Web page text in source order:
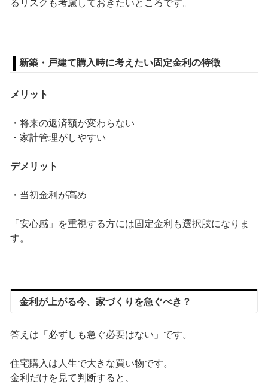
るリスクも考慮しておきたいところです。
新築・戸建て購入時に考えたい固定金利の特徴
メリット
・将来の返済額が変わらない
・家計管理がしやすい
デメリット
・当初金利が高め
「安心感」を重視する方には固定金利も選択肢になりま
す。
金利が上がる今、家づくりを急ぐべき？
答えは「必ずしも急ぐ必要はない」です。
住宅購入は人生で大きな買い物です。
金利だけを見て判断すると、